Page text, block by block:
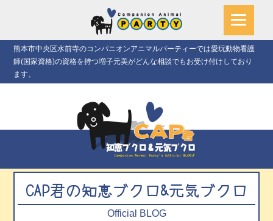
熊本市中央区水前寺のコンパニオンアニマルパーティーでは愛玩動物看護
師(国家資格)の資格を持つ増子元美がどんな相談でもお受け付けしており
ます。
CAP君の知恵ブクロ&元気ブクロ
Official BLOG